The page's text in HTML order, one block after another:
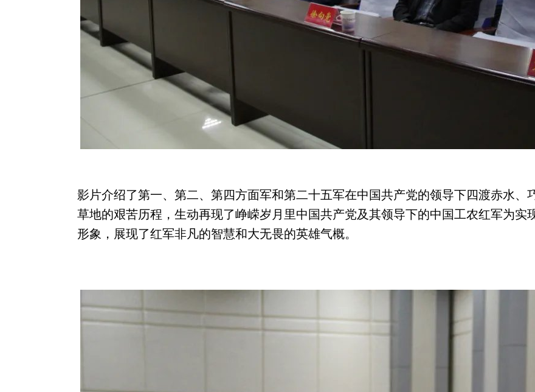
影片介绍了第一、第二、第四方面军和第二十五军在中国共产党的领导下四渡赤水、
草地的艰苦历程，生动再现了峥嵘岁月里中国共产党及其领导下的中国工农红军为实
形象，展现了红军非凡的智慧和大无畏的英雄气概。